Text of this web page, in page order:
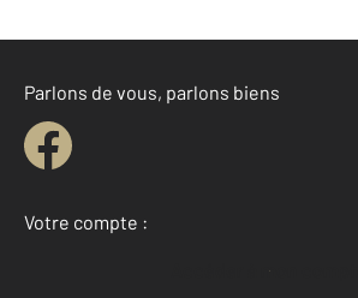
Parlons de vous, parlons biens
Votre compte :
Accéder à mon compte